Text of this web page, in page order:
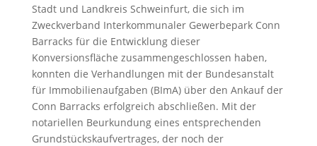
Stadt und Landkreis Schweinfurt, die sich im
Zweckverband Interkommunaler Gewerbepark Conn
Barracks für die Entwicklung dieser
Konversionsfläche zusammengeschlossen haben,
konnten die Verhandlungen mit der Bundesanstalt
für Immobilienaufgaben (BImA) über den Ankauf der
Conn Barracks erfolgreich abschließen. Mit der
notariellen Beurkundung eines entsprechenden
Grundstückskaufvertrages, der noch der